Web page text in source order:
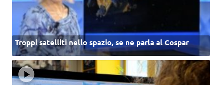
Troppi satelliti nello spazio, se ne parla al Cospar